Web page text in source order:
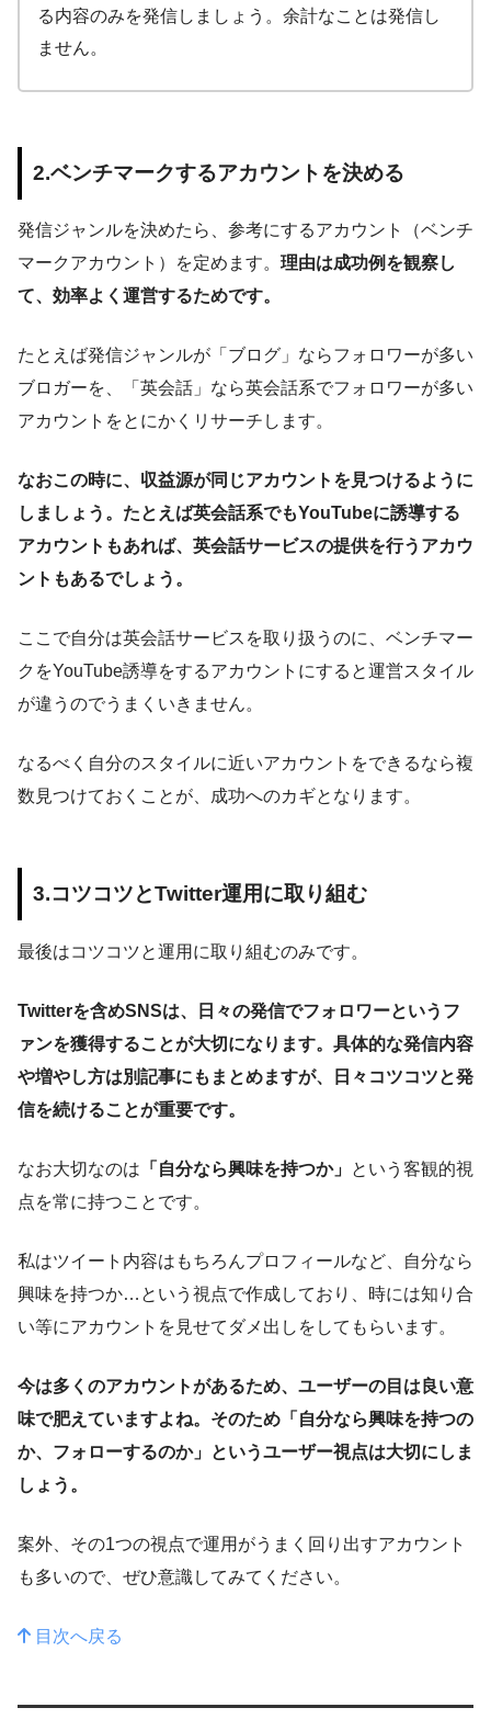
る内容のみを発信しましょう。余計なことは発信し
ません。
2.ベンチマークするアカウントを決める
発信ジャンルを決めたら、参考にするアカウント（ベンチ
マークアカウント）を定めます。 理由は成功例を観察し
て、効率よく運営するためです。
たとえば発信ジャンルが「ブログ」ならフォロワーが多い
ブロガーを、「英会話」なら英会話系でフォロワーが多い
アカウントをとにかくリサーチします。
なおこの時に、収益源が同じアカウントを見つけるように
しましょう。たとえば英会話系でもYouTubeに誘導する
アカウントもあれば、英会話サービスの提供を行うアカウ
ントもあるでしょう。
ここで自分は英会話サービスを取り扱うのに、ベンチマー
クをYouTube誘導をするアカウントにすると運営スタイル
が違うのでうまくいきません。
なるべく自分のスタイルに近いアカウントをできるなら複
数見つけておくことが、成功へのカギとなります。
3.コツコツとTwitter運用に取り組む
最後はコツコツと運用に取り組むのみです。
Twitterを含めSNSは、日々の発信でフォロワーというフ
ァンを獲得することが大切になります。具体的な発信内容
や増やし方は別記事にもまとめますが、日々コツコツと発
信を続けることが重要です。
なお大切なのは 「自分なら興味を持つか」 という客観的視
点を常に持つことです。
私はツイート内容はもちろんプロフィールなど、自分なら
興味を持つか…という視点で作成しており、時には知り合
い等にアカウントを見せてダメ出しをしてもらいます。
今は多くのアカウントがあるため、ユーザーの目は良い意
味で肥えていますよね。そのため「自分なら興味を持つの
か、フォローするのか」というユーザー視点は大切にしま
しょう。
案外、その1つの視点で運用がうまく回り出すアカウント
も多いので、ぜひ意識してみてください。
目次へ戻る